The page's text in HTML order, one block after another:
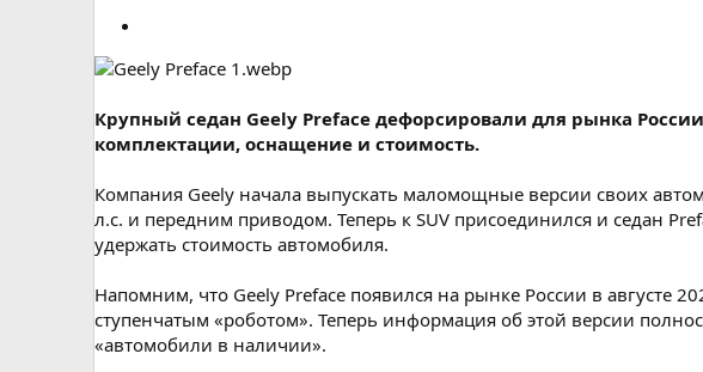
е
ы
ч
л
а
Крупный седан Geely Preface дефорсировали для рынка
комплектации, оснащение и стоимость.
Компания Geely начала выпускать маломощные версии своих
л.с. и передним приводом. Теперь к SUV присоединился и седан
удержать стоимость автомобиля.
Напомним, что Geely Preface появился на рынке России в августе
ступенчатым «роботом». Теперь информация об этой версии
«автомобили в наличии».